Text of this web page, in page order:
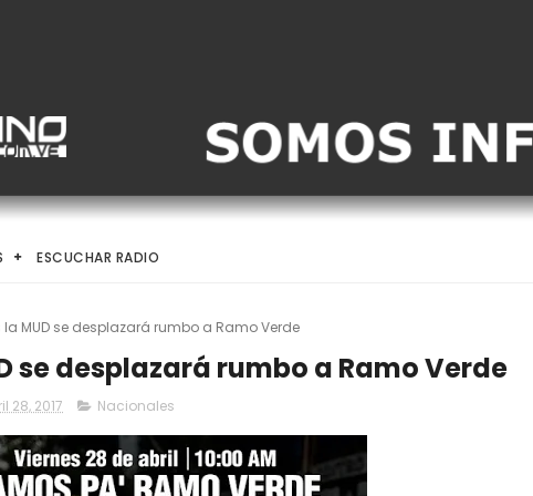
ESCUCHAR RADIO
la MUD se desplazará rumbo a Ramo Verde
se desplazará rumbo a Ramo Verde
28, 2017 Nacionales